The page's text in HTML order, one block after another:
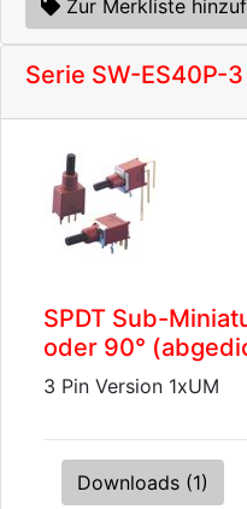
Zur Merkliste
Serie SW-ES40P-3
SPDT Sub-
oder 90°
3 Pin Version 1xUM
Downloads (1)